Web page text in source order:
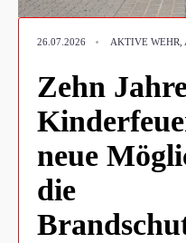
26.07.2026 • AKTIVE WEHR
Zehn
neue
die